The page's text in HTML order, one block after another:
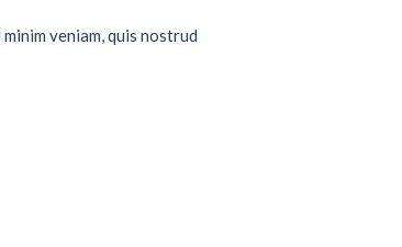
veniam, quis nostrud